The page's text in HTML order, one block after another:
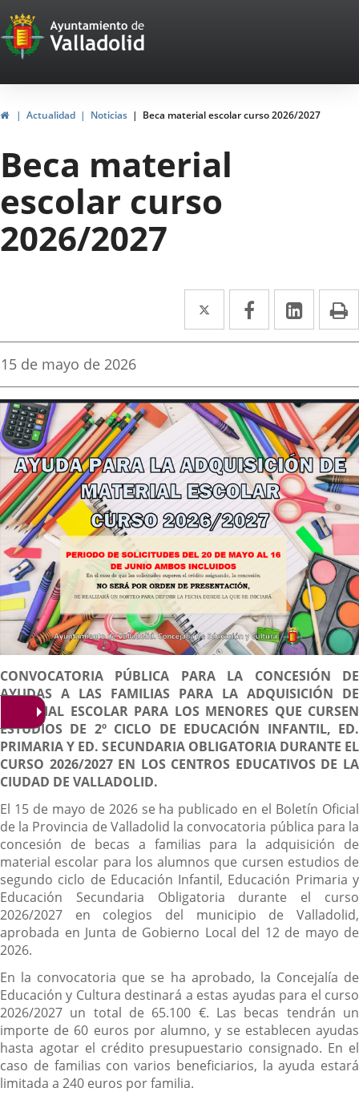
Portal
Web
del
Ayuntamiento
de
Valladolid
InicioActualidad Noticias Beca material escolar curso 2026/2027
Beca material
escolar curso
2026/2027
Twitter
Enlace
a
aplicación
externa.
Facebook
Enlace
a
aplicación
externa.
Enlace
a
Fecha
la
noticia
15 de mayo de 2026
Descripción
CONVOCATORIA PÚBLICA PARA LA CONCESIÓN DE
AYUDAS A LAS FAMILIAS PARA LA ADQUISICIÓN DE
MATERIAL ESCOLAR PARA LOS MENORES QUE CURSEN
ESTUDIOS DE 2º CICLO DE EDUCACIÓN INFANTIL, ED.
PRIMARIA Y ED. SECUNDARIA OBLIGATORIA DURANTE EL
CURSO 2026/2027 EN LOS CENTROS EDUCATIVOS DE LA
CIUDAD DE VALLADOLID.
El 15 de mayo de 2026 se ha publicado en el Boletín Oficial
de la Provincia de Valladolid la convocatoria pública para la
concesión de becas a familias para la adquisición de
material escolar para los alumnos que cursen estudios de
segundo ciclo de Educación Infantil, Educación Primaria y
Educación Secundaria Obligatoria durante el curso
2026/2027 en colegios del municipio de Valladolid,
aprobada en Junta de Gobierno Local del 12 de mayo de
2026.
En la convocatoria que se ha aprobado, la Concejalía de
Educación y Cultura destinará a estas ayudas para el curso
2026/2027 un total de 65.100 €. Las becas tendrán un
importe de 60 euros por alumno, y se establecen ayudas
hasta agotar el crédito presupuestario consignado. En el
caso de familias con varios beneficiarios, la ayuda estará
limitada a 240 euros por familia.